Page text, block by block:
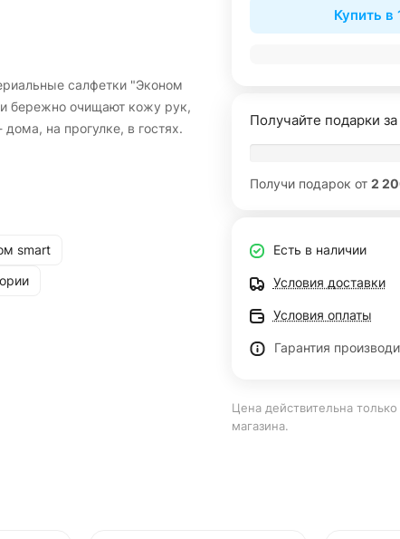
салфетки "Эконом
бережно очищают кожу рук,
на прогулке, в гостях.
smart
Купить в
Получайте подарки
Получи подарок от 2
Есть в наличии
Условия доставки
Условия оплаты
Гарантия
Цена действительна
магазина.